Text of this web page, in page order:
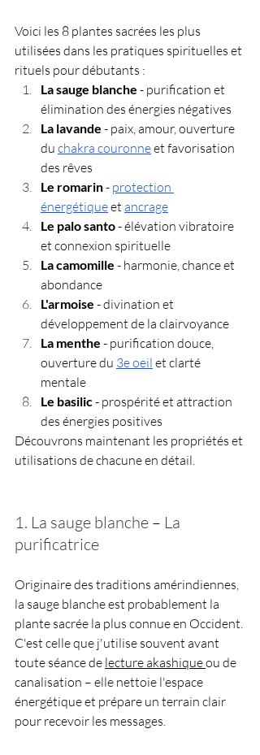
Voici les 8 plantes sacrées les plus
utilisées dans les pratiques spirituelles et
rituels pour débutants :
La sauge blanche - purification et
élimination des énergies négatives
La lavande - paix, amour, ouverture
du chakra couronne et favorisation
des rêves
Le romarin - protection
énergétique et ancrage
Le palo santo - élévation vibratoire
et connexion spirituelle
La camomille - harmonie, chance et
abondance
L'armoise - divination et
développement de la clairvoyance
La menthe - purification douce,
ouverture du 3e oeil et clarté
mentale
Le basilic - prospérité et attraction
des énergies positives
Découvrons maintenant les propriétés et
utilisations de chacune en détail.
1. La sauge blanche – La
purificatrice
Originaire des traditions amérindiennes,
la sauge blanche est probablement la
plante sacrée la plus connue en Occident.
C'est celle que j'utilise souvent avant
toute séance de lecture akashique ou de
canalisation – elle nettoie l'espace
énergétique et prépare un terrain clair
pour recevoir les messages.